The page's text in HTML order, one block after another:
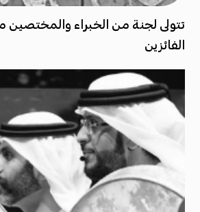
تتولى لجنة من الخبراء والمختصين
الفائزين